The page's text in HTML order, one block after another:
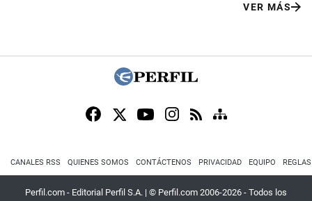
VER MÁS
CANALES RSS QUIENES SOMOS CONTÁCTENOS PRIVACIDAD EQUIPO
Perfil.com - Editorial Perfil S.A. | © Perfil.com 2006-2026 - Todos los